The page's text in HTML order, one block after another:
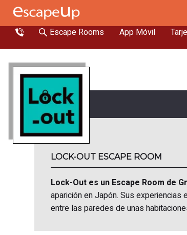
Escape Rooms App Móvil
LOCK-OUT ESCAPE ROOM
Lock-Out es un Escape Room de
aparición en Japón. Sus
entre las paredes de unas